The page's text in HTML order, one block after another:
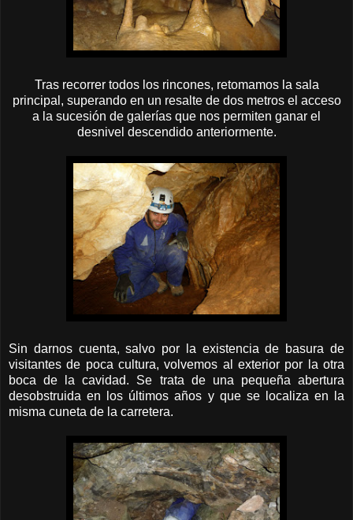
Tras recorrer todos los rincones, retomamos la sala
principal, superando en un resalte de dos metros el acceso
a la sucesión de galerías que nos permiten ganar el
desnivel descendido anteriormente.
Sin darnos cuenta, salvo por la existencia de basura de
visitantes de poca cultura, volvemos al exterior por la otra
boca de la cavidad. Se trata de una pequeña abertura
desobstruida en los últimos años y que se localiza en la
misma cuneta de la carretera.